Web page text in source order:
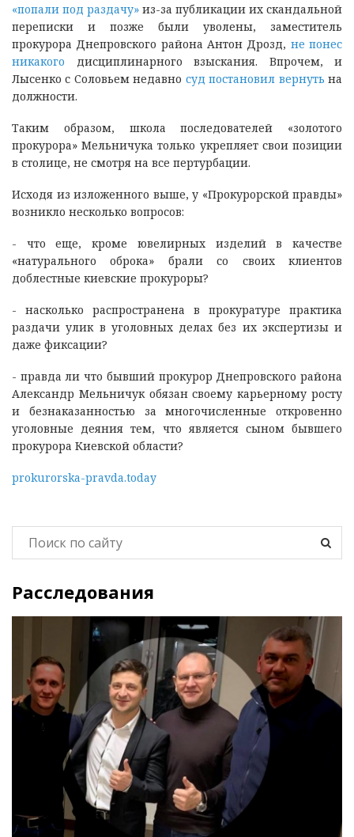
«попали под раздачу» из-за публикации их скандальной
переписки и позже были уволены, заместитель
прокурора Днепровского района Антон Дрозд, не понес
никакого дисциплинарного взыскания. Впрочем, и
Лысенко с Соловьем недавно суд постановил вернуть на
должности.
Таким образом, школа последователей «золотого
прокурора» Мельничука только укрепляет свои позиции
в столице, не смотря на все пертурбации.
Исходя из изложенного выше, у «Прокурорской правды»
возникло несколько вопросов:
- что еще, кроме ювелирных изделий в качестве
«натурального оброка» брали со своих клиентов
доблестные киевские прокуроры?
- насколько распространена в прокуратуре практика
раздачи улик в уголовных делах без их экспертизы и
даже фиксации?
- правда ли что бывший прокурор Днепровского района
Александр Мельничук обязан своему карьерному росту
и безнаказанностью за многочисленные откровенно
уголовные деяния тем, что является сыном бывшего
прокурора Киевской области?
prokurorska-pravda.today
Расследования